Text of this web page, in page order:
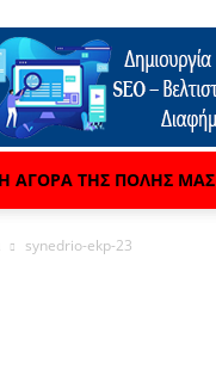
Η ΑΓΟΡΆ ΤΗΣ ΠΌΛΗΣ ΜΑΣ
synedrio-ekp-23